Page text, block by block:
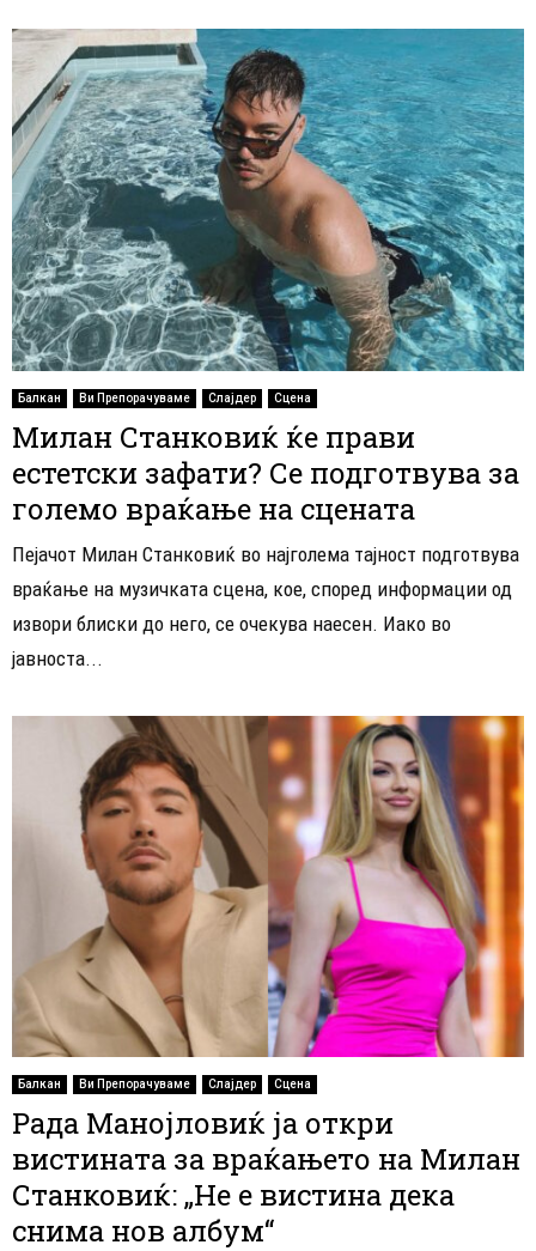
Балкан Ви Препорачуваме Слајдер Сцена
Милан Станковиќ ќе прави
естетски зафати? Се подготвува за
големо враќање на сцената
Пејачот Милан Станковиќ во најголема тајност подготвува
враќање на музичката сцена, кое, според информации од
извори блиски до него, се очекува наесен. Иако во
јавноста...
Балкан Ви Препорачуваме Слајдер Сцена
Рада Манојловиќ ја откри
вистината за враќањето на Милан
Станковиќ: „Не е вистина дека
снима нов албум“